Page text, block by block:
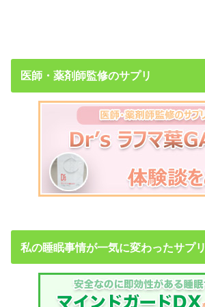
医師・薬剤師監修のサプリ
私の睡眠事情が一気に変わったサプリ